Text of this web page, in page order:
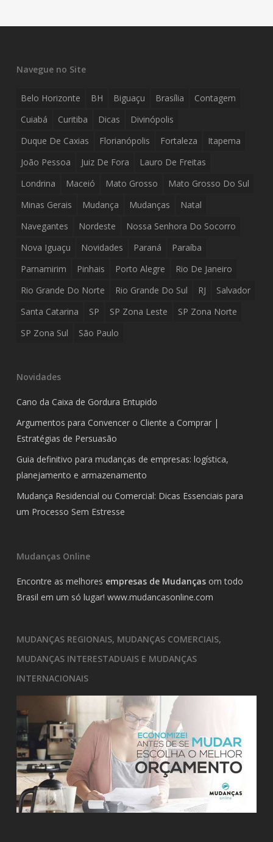
Navegue no Site
Belo Horizonte BH Biguaçu Brasília
Contagem
Cuiabá
Curitiba Dicas
Divinópolis
Duque De Caxias
Florianópolis Fortaleza
Itapema
João Pessoa
Juiz De Fora
Lauro De Freitas
Londrina
Maceió Mato Grosso
Mato Grosso Do Sul
Minas Gerais
Mudança Mudanças
Natal
Navegantes
Nordeste
Nossa Senhora Do Socorro
Nova Iguaçu
Novidades Paraná
Paraíba
Parnamirim
Pinhais Porto Alegre
Rio De Janeiro
Rio Grande Do Norte
Rio Grande Do Sul RJ
Salvador
Santa Catarina
SP SP Zona Leste
SP Zona Norte
SP Zona Sul
São Paulo
Novidades
Cano da Caixa de Gordura Entupido
Argumentos para Convencer o Cliente a Comprar |
Estratégias de Persuasão
Guia definitivo para mudanças de empresas: logística,
planejamento e armazenamento
Mudança Residencial ou Comercial: Dicas Essenciais para
um Processo Sem Estresse
Mudanças Online
Encontre as melhores empresas de Mudançasom todo
Brasil em um só lugar! www.mudancasonline.com
MUDANÇAS REGIONAIS, MUDANÇAS COMERCIAIS,
MUDANÇAS INTERESTADUAIS E MUDANÇAS
INTERNACIONAIS